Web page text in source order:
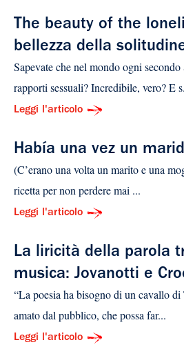
The beauty of the
bellezza della
Sapevate che nel mondo ogni
rapporti sessuali? Incredibile, vero? E
Leggi l'articolo
Había una vez un
(C’erano una volta un marito e una
ricetta per non perdere mai ...
Leggi l'articolo
La liricità della parola
musica: Jovanotti e
“La poesia ha bisogno di un cavallo di
amato dal pubblico, che possa far...
Leggi l'articolo